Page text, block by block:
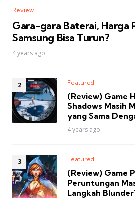
Review
Gara-gara Baterai, Harga
Samsung Bisa Turun?
4 years ago
Featured
(Review) Game
Shadows Masih
yang Sama
4 years ago
Featured
(Review) Game
Peruntungan
Langkah